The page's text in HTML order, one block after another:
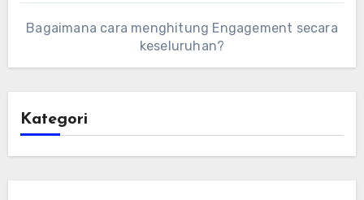
Bagaimana cara menghitung Engagement secara
keseluruhan?
Kategori